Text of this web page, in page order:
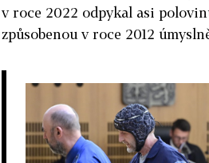
v roce 2022 odpykal asi
způsobenou v roce 2012